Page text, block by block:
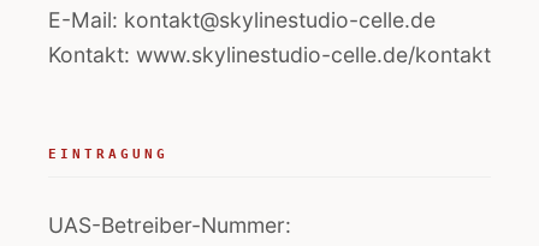
E-Mail: kontakt@skylinestudio-celle.de
Kontakt: www.skylinestudio-celle.de/kontakt
EINTRAGUNG
UAS-Betreiber-Nummer: